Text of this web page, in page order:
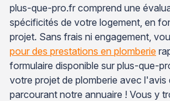
plus-que-pro.fr comprend une
spécificités de votre logement, en
projet. Sans frais ni engagement,
pour des prestations en plomberie
formulaire disponible sur plus-que-
votre projet de plomberie avec l'avis
parcourant notre annuaire ! Vous y